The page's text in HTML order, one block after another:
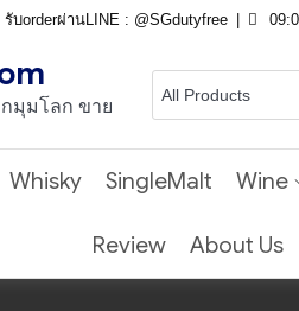
รับorderผ่านLINE : @SGdutyfree
มุมโลก ขาย
Whisky SingleMalt Wine
Review About Us